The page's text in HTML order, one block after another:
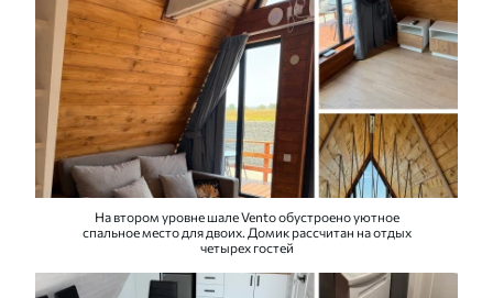
На втором уровне шале Vento обустроено уютное
спальное место для двоих. Домик рассчитан на отдых
четырех гостей